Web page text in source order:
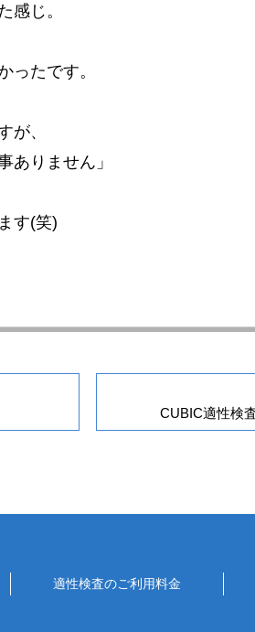
感じ。
ったです。
が、
ありません」
す(笑)
CUBIC適性検
適性検査のご利用料金